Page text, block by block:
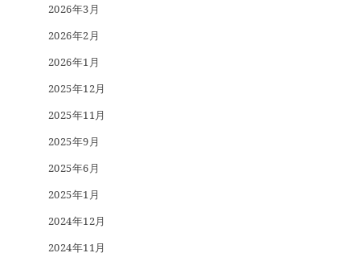
2026年3月
2026年2月
2026年1月
2025年12月
2025年11月
2025年9月
2025年6月
2025年1月
2024年12月
2024年11月